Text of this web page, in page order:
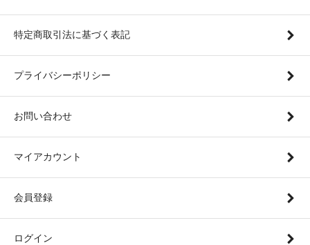
特定商取引法に基づく表記
プライバシーポリシー
お問い合わせ
マイアカウント
会員登録
ログイン